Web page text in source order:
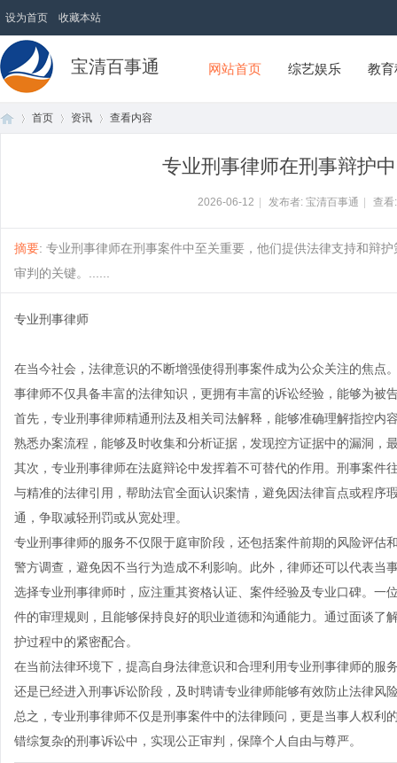
设为首页 收藏本站
宝清百事通 网站首页 综艺娱乐 教
首页 资讯 查看内容
专业刑事律师在刑事辩护
2026-06-12 发布者: 宝清百事通 查
摘要: 专业刑事律师在刑事案件中至关重要，他们提供法律支持和辩
审判的关键。......
专业刑事律师
在当今社会，法律意识的不断增强使得刑事案件成为公众关注的焦点
事律师不仅具备丰富的法律知识，更拥有丰富的诉讼经验，能够为被
首先，专业刑事律师精通刑法及相关司法解释，能够准确理解指控内
熟悉办案流程，能够及时收集和分析证据，发现控方证据中的漏洞，
其次，专业刑事律师在法庭辩论中发挥着不可替代的作用。刑事案件
与精准的法律引用，帮助法官全面认识案情，避免因法律盲点或程序
通，争取减轻刑罚或从宽处理。
专业刑事律师的服务不仅限于庭审阶段，还包括案件前期的风险评估
警方调查，避免因不当行为造成不利影响。此外，律师还可以代表当
选择专业刑事律师时，应注重其资格认证、案件经验及专业口碑。一
件的审理规则，且能够保持良好的职业道德和沟通能力。通过面谈了
护过程中的紧密配合。
在当前法律环境下，提高自身法律意识和合理利用专业刑事律师的服
还是已经进入刑事诉讼阶段，及时聘请专业律师能够有效防止法律风
总之，专业刑事律师不仅是刑事案件中的法律顾问，更是当事人权
错综复杂的刑事诉讼中，实现公正审判，保障个人自由与尊严。